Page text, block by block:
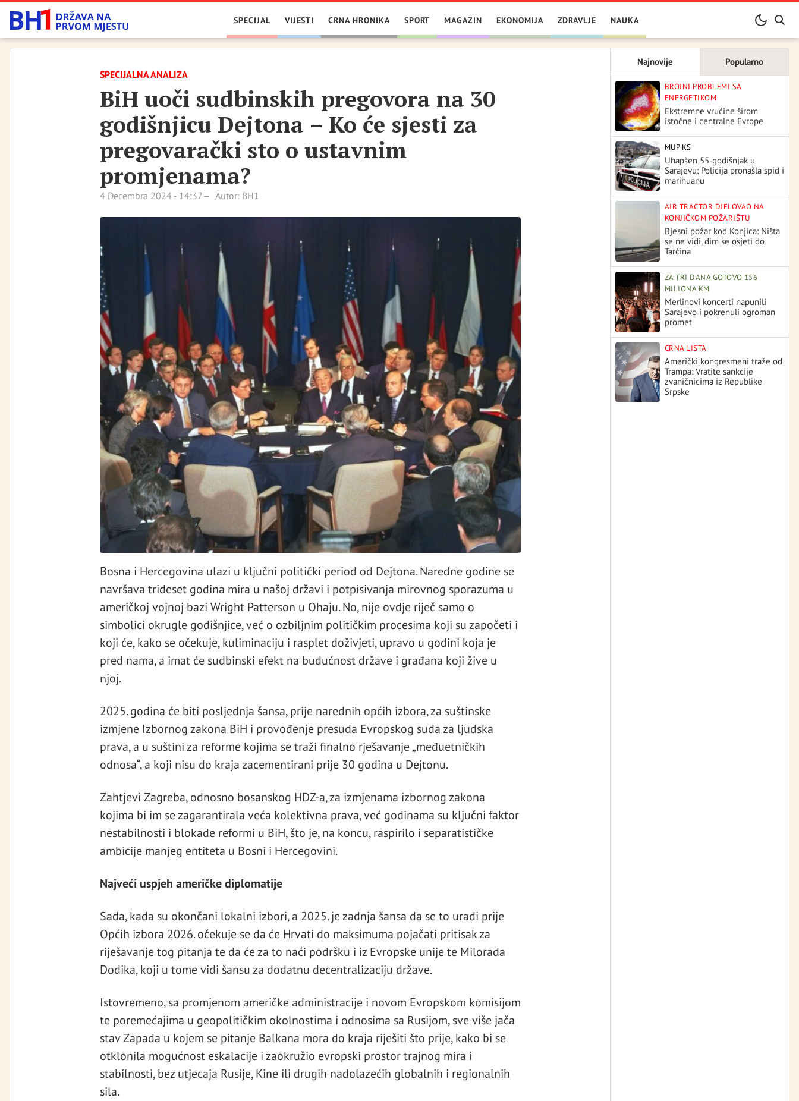
SPECIJAL VIJESTI CRNA HRONIKA SPORT MAGAZIN EKONOMIJA ZDRAVLJE NAUKA
SPECIJALNA ANALIZA
BiH uoči sudbinskih pregovora na 30
godišnjicu Dejtona – Ko će sjesti za
pregovarački sto o ustavnim
promjenama?
4 Decembra 2024 - 14:37 Autor: BH1
Bosna i Hercegovina ulazi u ključni politički period od Dejtona. Naredne godine se
navršava trideset godina mira u našoj državi i potpisivanja mirovnog sporazuma u
američkoj vojnoj bazi Wright Patterson u Ohaju. No, nije ovdje riječ samo o
simbolici okrugle godišnjice, već o ozbiljnim političkim procesima koji su započeti i
koji će, kako se očekuje, kuliminaciju i rasplet doživjeti, upravo u godini koja je
pred nama, a imat će sudbinski efekt na budućnost države i građana koji žive u
njoj.
2025. godina će biti posljednja šansa, prije narednih općih izbora, za suštinske
izmjene Izbornog zakona BiH i provođenje presuda Evropskog suda za ljudska
prava, a u suštini za reforme kojima se traži finalno rješavanje „međuetničkih
odnosa“, a koji nisu do kraja zacementirani prije 30 godina u Dejtonu.
Zahtjevi Zagreba, odnosno bosanskog HDZ-a, za izmjenama izbornog zakona
kojima bi im se zagarantirala veća kolektivna prava, već godinama su ključni faktor
nestabilnosti i blokade reformi u BiH, što je, na koncu, raspirilo i separatističke
ambicije manjeg entiteta u Bosni i Hercegovini.
Najveći uspjeh američke diplomatije
Sada, kada su okončani lokalni izbori, a 2025. je zadnja šansa da se to uradi prije
Općih izbora 2026. očekuje se da će Hrvati do maksimuma pojačati pritisak za
riješavanje tog pitanja te da će za to naći podršku i iz Evropske unije te Milorada
Dodika, koji u tome vidi šansu za dodatnu decentralizaciju države.
Istovremeno, sa promjenom američke administracije i novom Evropskom komisijom
te poremećajima u geopolitičkim okolnostima i odnosima sa Rusijom, sve više jača
stav Zapada u kojem se pitanje Balkana mora do kraja riješiti što prije, kako bi se
otklonila mogućnost eskalacije i zaokružio evropski prostor trajnog mira i
stabilnosti, bez utjecaja Rusije, Kine ili drugih nadolazećih globalnih i regionalnih
sila.
Najnovije Popularno
BROJNI PROBLEMI SA
ENERGETIKOM
Ekstremne vrućine širom
istočne i centralne Evrope
MUP KS
Uhapšen 55-godišnjak u
Sarajevu: Policija pronašla spid i
marihuanu
AIR TRACTOR DJELOVAO NA
KONJIČKOM POŽARIŠTU
Bjesni požar kod Konjica: Ništa
se ne vidi, dim se osjeti do
Tarčina
ZA TRI DANA GOTOVO 156
MILIONA KM
Merlinovi koncerti napunili
Sarajevo i pokrenuli ogroman
promet
CRNA LISTA
Američki kongresmeni traže od
Trampa: Vratite sankcije
zvaničnicima iz Republike
Srpske